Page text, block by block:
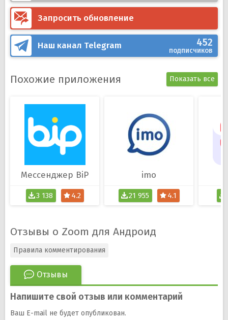
Запросить обновление
Наш канал Telegram 452
подписчиков
Похожие приложения Показать все
Мессенджер BiP
3 138 4.2
imo
21 955 4.1
Отзывы о Zoom для Андроид
Отзывы
Правила комментирования
Напишите свой отзыв или комментарий
Ваш E-mail не будет опубликован.